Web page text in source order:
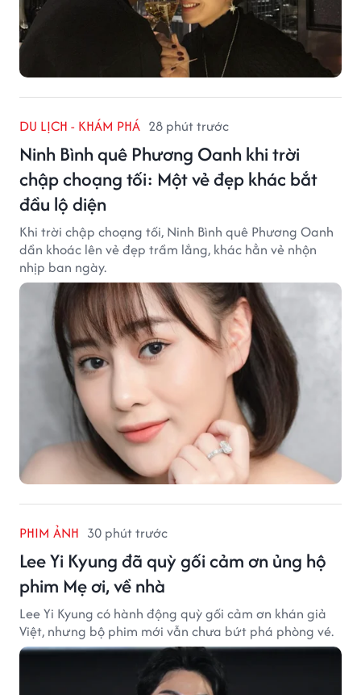
DU LỊCH - KHÁM PHÁ 28 phút trước
Ninh Bình quê Phương Oanh khi trời
chập choạng tối: Một vẻ đẹp khác bắt
đầu lộ diện
Khi trời chập choạng tối, Ninh Bình quê Phương Oanh
dần khoác lên vẻ đẹp trầm lắng, khác hẳn vẻ nhộn
nhịp ban ngày.
PHIM ẢNH 30 phút trước
Lee Yi Kyung đã quỳ gối cảm ơn ủng hộ
phim Mẹ ơi, về nhà
Lee Yi Kyung có hành động quỳ gối cảm ơn khán giả
Việt, nhưng bộ phim mới vẫn chưa bứt phá phòng vé.